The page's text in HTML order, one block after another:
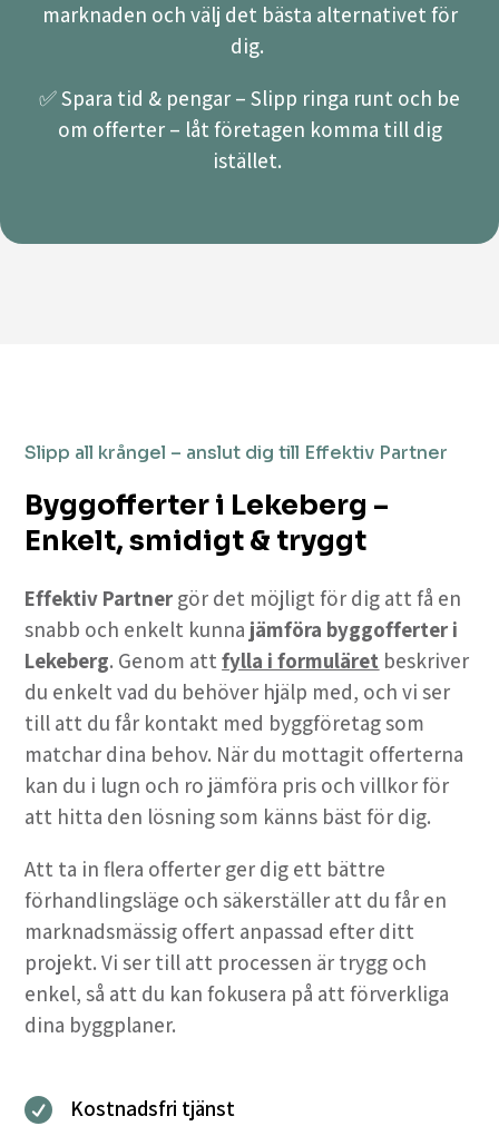
marknaden och välj det bästa alternativet för
dig.
✅ Spara tid & pengar – Slipp ringa runt och be
om offerter – låt företagen komma till dig
istället.
Slipp all krångel – anslut dig till Effektiv Partner
Byggofferter i Lekeberg –
Enkelt, smidigt & tryggt
Effektiv Partner gör det möjligt för dig att få en
snabb och enkelt kunna jämföra byggofferter i
Lekeberg. Genom attfylla i formuläret beskriver
du enkelt vad du behöver hjälp med, och vi ser
till att du får kontakt med byggföretag som
matchar dina behov. När du mottagit offerterna
kan du i lugn och ro jämföra pris och villkor för
att hitta den lösning som känns bäst för dig.
Att ta in flera offerter ger dig ett bättre
förhandlingsläge och säkerställer att du får en
marknadsmässig offert anpassad efter ditt
projekt. Vi ser till att processen är trygg och
enkel, så att du kan fokusera på att förverkliga
dina byggplaner.
 Kostnadsfri tjänst